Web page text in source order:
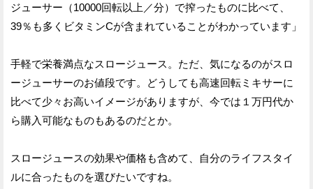
ジューサー（10000回転以上／分）で搾ったものに比べて、
39％も多くビタミンCが含まれていることがわかっています」
手軽で栄養満点なスロージュース。ただ、気になるのがスロ
ージューサーのお値段です。どうしても高速回転ミキサーに
比べて少々お高いイメージがありますが、今では１万円代か
ら購入可能なものもあるのだとか。
スロージュースの効果や価格も含めて、自分のライフスタイ
ルに合ったものを選びたいですね。